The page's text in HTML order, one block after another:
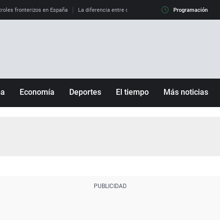
fronterizos en España La diferencia entre observar el eclipse al 99% y al 100%
Programación
Economía Deportes El tiempo Más noticias